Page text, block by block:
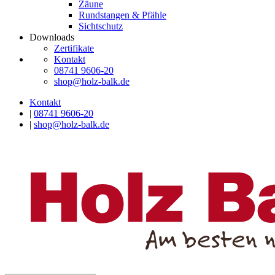
Zäune
Rundstangen & Pfähle
Sichtschutz
Downloads
Zertifikate
Kontakt
08741 9606-20
shop@holz-balk.de
Kontakt
| 08741 9606-20
| shop@holz-balk.de